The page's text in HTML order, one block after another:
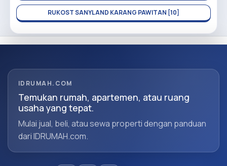
RUKOST SANYLAND KARANG PAWITAN [10]
IDRUMAH.COM
Temukan rumah, apartemen, atau ruang
usaha yang tepat.
Mulai jual, beli, atau sewa properti dengan panduan
dari IDRUMAH.com.